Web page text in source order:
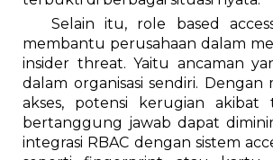
Selain itu, role based
membantu perusahaan dalam
insider threat. Yaitu ancaman
dalam organisasi sendiri. Dengan
akses, potensi kerugian akibat
bertanggung jawab dapat
integrasi RBAC dengan sistem